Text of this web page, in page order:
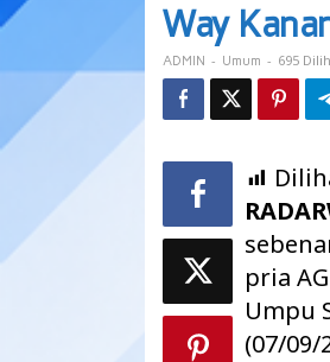
di
Way
ADMIN - Umum - 695
pria
Umpu
(07/09/